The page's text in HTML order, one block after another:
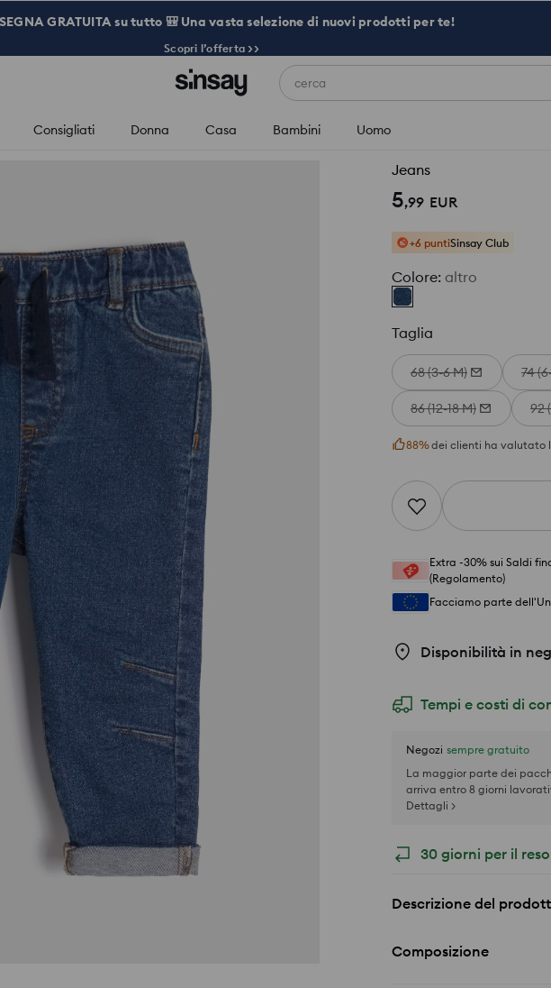
GRATUITA su tutto 🎒 Una vasta selezione di nuovi prodotti per te!
Scopri l’offerta >>
cerca
Consigliati Donna Casa Bambini Uomo
Jeans
5,99 EUR
+6 puntiSinsay Club
Colore: altro
Taglia
68 (3-6 M) 74
86 (12-18 M) 92
88%dei clienti ha valutato
Extra -30% sui Saldi
(Regolamento)
Facciamo parte
Disponibilità in
Tempi e costi di
Negozi sempre gratuito
La maggior parte dei
arriva entro 8 giorni
Dettagli >
30 giorni per il reso
Descrizione del
Composizione